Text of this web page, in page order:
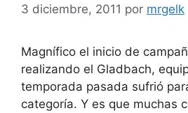
3 diciembre, 2011 por mrgelk
Magnífico el inicio de
realizando el Gladbach,
temporada pasada sufrió
categoría. Y es que muchas